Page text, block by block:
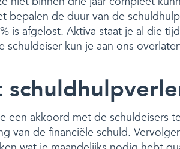
bepalen de duur van de
is afgelost. Aktiva staat je al die
kun je aan ons
een akkoord met de schuldeisers
van de financiële schuld.